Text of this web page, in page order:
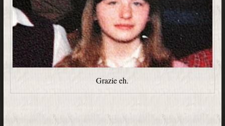
Grazie eh.